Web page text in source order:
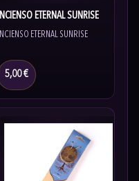
INCIENSO ETERNAL SUNRISE
INCIENSO ETERNAL SUNRISE
5,00 €